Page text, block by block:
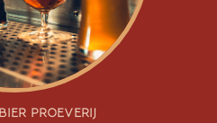
proeverij